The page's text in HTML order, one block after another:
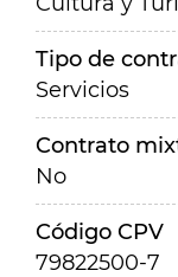
Tipo de
Servicios
Contrato
No
Código CPV
79822500-7